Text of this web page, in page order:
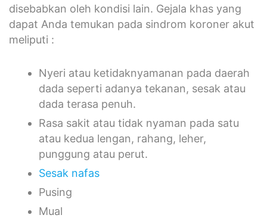
disebabkan oleh kondisi lain. Gejala khas yang
dapat Anda temukan pada sindrom koroner akut
meliputi :
Nyeri atau ketidaknyamanan pada daerah
dada seperti adanya tekanan, sesak atau
dada terasa penuh.
Rasa sakit atau tidak nyaman pada satu
atau kedua lengan, rahang, leher,
punggung atau perut.
Sesak nafas
Pusing
Mual